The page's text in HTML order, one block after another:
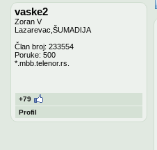
vaske2
Zoran V
Lazarevac,ŠUMADIJA
Član broj: 233554
Poruke: 500
*.mbb.telenor.rs.
+79
Profil